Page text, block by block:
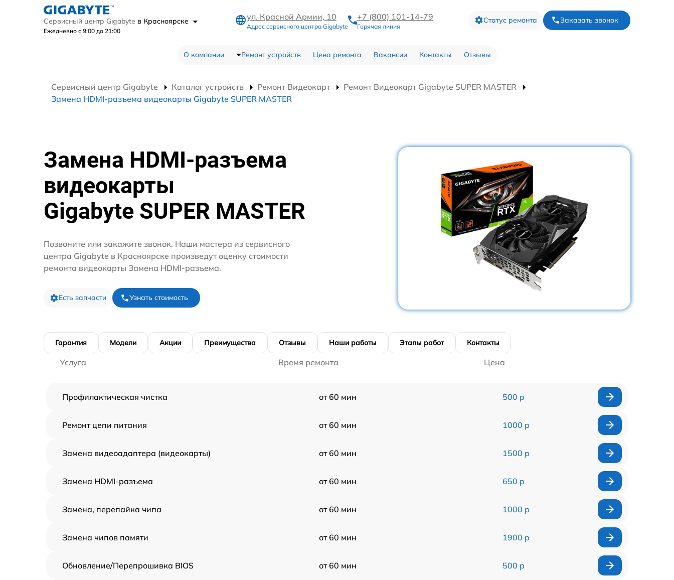
Сервисный центр Gigabyte в Красноярске
Ежедневно с 9:00 до 21:00
ул. Красной Армии, 10
Адрес сервисного центра Gigabyte
+7 (800) 101-14-79
Горячая линия
Статус ремонта Заказать звонок
О компании Ремонт устройств Цена ремонта Вакансии Контакты Отзывы
Сервисный центр Gigabyte Каталог устройств Ремонт Видеокарт
Ремонт Видеокарт Gigabyte SUPER MASTER
Замена HDMI-разъема видеокарты Gigabyte SUPER MASTER
Замена HDMI-разъема
видеокарты
Gigabyte SUPER MASTER
Позвоните или закажите звонок. Наши мастера из сервисного
центра Gigabyte в Красноярске произведут оценку стоимости
ремонта видеокарты Замена HDMI-разъема.
Есть запчасти Узнать стоимость
Гарантия Модели Акции Преимущества Отзывы Наши работы Этапы работ Контакты
Услуга Время ремонта Цена
Профилактическая чистка от 60 мин 500 р
Ремонт цепи питания от 60 мин 1000 р
Замена видеоадаптера (видеокарты) от 60 мин 1500 р
Замена HDMI-разъема от 60 мин 650 р
Замена, перепайка чипа от 60 мин 1000 р
Замена чипов памяти от 60 мин 1900 р
Обновление/Перепрошивка BIOS от 60 мин 500 р